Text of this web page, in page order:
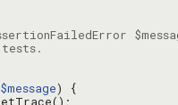
$message